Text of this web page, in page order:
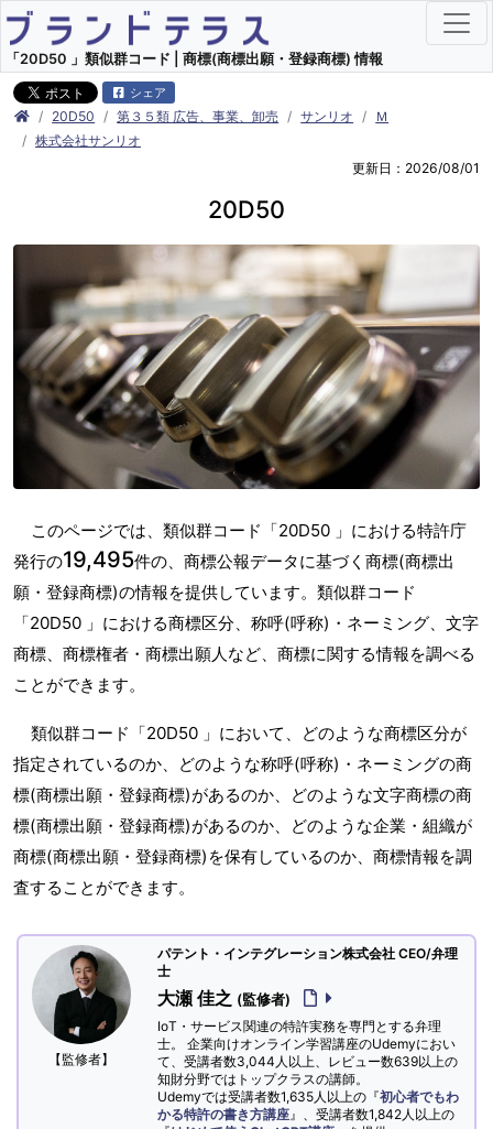
「20D50 」類似群コード | 商標(商標出願・登録商標) 情報
シェア
20D50 第３５類 広告、事業、卸売 サンリオ
Ｍ
株式会社サンリオ
更新日：2026/08/01
20D50
このページでは、類似群コード「20D50 」における特許庁
発行の19,495件の、商標公報データに基づく商標(商標出
願・登録商標)の情報を提供しています。類似群コード
「20D50 」における商標区分、称呼(呼称)・ネーミング、文字
商標、商標権者・商標出願人など、商標に関する情報を調べる
ことができます。
類似群コード「20D50 」において、どのような商標区分が
指定されているのか、どのような称呼(呼称)・ネーミングの商
標(商標出願・登録商標)があるのか、どのような文字商標の商
標(商標出願・登録商標)があるのか、どのような企業・組織が
商標(商標出願・登録商標)を保有しているのか、商標情報を調
査することができます。
【監修者】
パテント・インテグレーション株式会社 CEO/弁理
士
大瀬 佳之 (監修者)
IoT・サービス関連の特許実務を専門とする弁理
士。 企業向けオンライン学習講座のUdemyにおい
て、受講者数3,044人以上、レビュー数639以上の
知財分野ではトップクラスの講師。
Udemyでは受講者数1,635人以上の『初心者でもわ
かる特許の書き方講座』、受講者数1,842人以上の